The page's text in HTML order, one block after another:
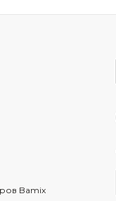
Bamix